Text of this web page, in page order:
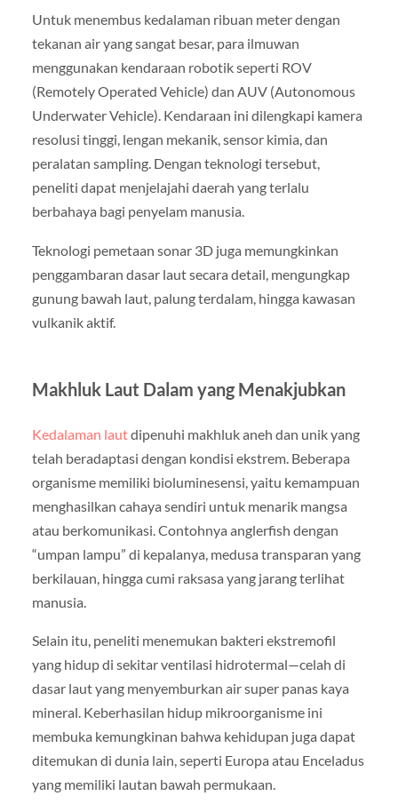
Untuk menembus kedalaman ribuan meter dengan
tekanan air yang sangat besar, para ilmuwan
menggunakan kendaraan robotik seperti ROV
(Remotely Operated Vehicle) dan AUV (Autonomous
Underwater Vehicle). Kendaraan ini dilengkapi kamera
resolusi tinggi, lengan mekanik, sensor kimia, dan
peralatan sampling. Dengan teknologi tersebut,
peneliti dapat menjelajahi daerah yang terlalu
berbahaya bagi penyelam manusia.
Teknologi pemetaan sonar 3D juga memungkinkan
penggambaran dasar laut secara detail, mengungkap
gunung bawah laut, palung terdalam, hingga kawasan
vulkanik aktif.
Makhluk Laut Dalam yang Menakjubkan
Kedalaman lautdipenuhi makhluk aneh dan unik yang
telah beradaptasi dengan kondisi ekstrem. Beberapa
organisme memiliki bioluminesensi, yaitu kemampuan
menghasilkan cahaya sendiri untuk menarik mangsa
atau berkomunikasi. Contohnya anglerfish dengan
“umpan lampu” di kepalanya, medusa transparan yang
berkilauan, hingga cumi raksasa yang jarang terlihat
manusia.
Selain itu, peneliti menemukan bakteri ekstremofil
yang hidup di sekitar ventilasi hidrotermal—celah di
dasar laut yang menyemburkan air super panas kaya
mineral. Keberhasilan hidup mikroorganisme ini
membuka kemungkinan bahwa kehidupan juga dapat
ditemukan di dunia lain, seperti Europa atau Enceladus
yang memiliki lautan bawah permukaan.